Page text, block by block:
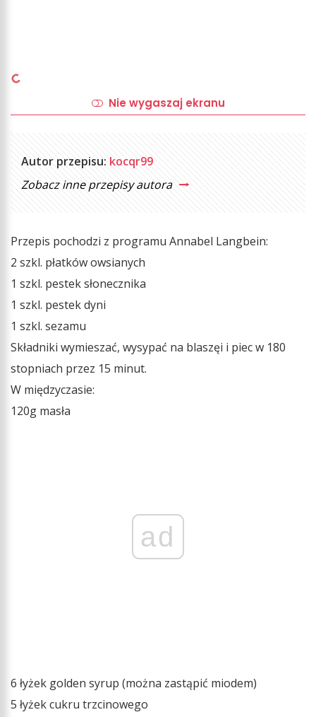
Nie wygaszaj ekranu
Autor przepisu: kocqr99
Zobacz inne przepisy autora
Przepis pochodzi z programu Annabel Langbein:
2 szkl. płatków owsianych
1 szkl. pestek słonecznika
1 szkl. pestek dyni
1 szkl. sezamu
Składniki wymieszać, wysypać na blaszęi i piec w 180
stopniach przez 15 minut.
W międzyczasie:
120g masła
ad
6 łyżek golden syrup (można zastąpić miodem)
5 łyżek cukru trzcinowego